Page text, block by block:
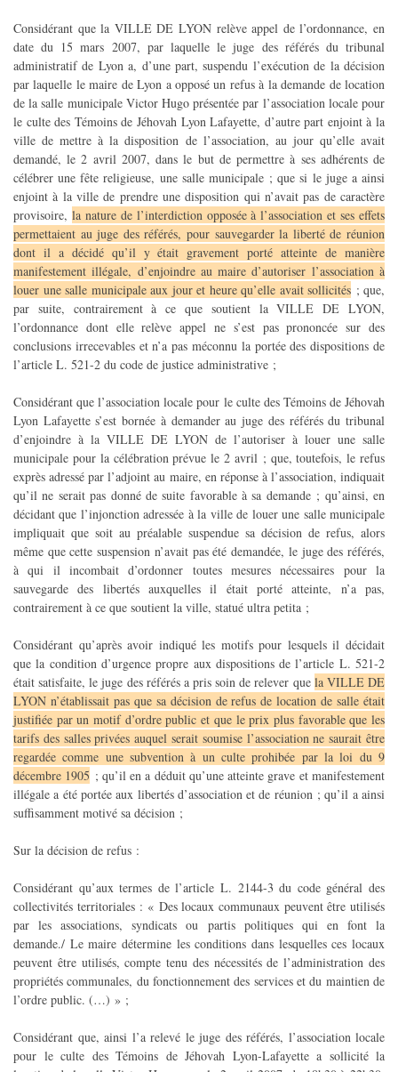
Considérant que la VILLE DE LYON relève appel de l’ordonnance, en
date du 15 mars 2007, par laquelle le juge des référés du tribunal
administratif de Lyon a, d’une part, suspendu l’exécution de la décision
par laquelle le maire de Lyon a opposé un refus à la demande de location
de la salle municipale Victor Hugo présentée par l’association locale pour
le culte des Témoins de Jéhovah Lyon Lafayette, d’autre part enjoint à la
ville de mettre à la disposition de l’association, au jour qu’elle avait
demandé, le 2 avril 2007, dans le but de permettre à ses adhérents de
célébrer une fête religieuse, une salle municipale ; que si le juge a ainsi
enjoint à la ville de prendre une disposition qui n’avait pas de caractère
provisoire, la nature de l’interdiction opposée à l’association et ses effets
permettaient au juge des référés, pour sauvegarder la liberté de réunion
dont il a décidé qu’il y était gravement porté atteinte de manière
manifestement illégale, d’enjoindre au maire d’autoriser l’association à
louer une salle municipale aux jour et heure qu’elle avait sollicités ; que,
par suite, contrairement à ce que soutient la VILLE DE LYON,
l’ordonnance dont elle relève appel ne s’est pas prononcée sur des
conclusions irrecevables et n’a pas méconnu la portée des dispositions de
l’article L. 521-2 du code de justice administrative ;
Considérant que l’association locale pour le culte des Témoins de Jéhovah
Lyon Lafayette s’est bornée à demander au juge des référés du tribunal
d’enjoindre à la VILLE DE LYON de l’autoriser à louer une salle
municipale pour la célébration prévue le 2 avril ; que, toutefois, le refus
exprès adressé par l’adjoint au maire, en réponse à l’association, indiquait
qu’il ne serait pas donné de suite favorable à sa demande ; qu’ainsi, en
décidant que l’injonction adressée à la ville de louer une salle municipale
impliquait que soit au préalable suspendue sa décision de refus, alors
même que cette suspension n’avait pas été demandée, le juge des référés,
à qui il incombait d’ordonner toutes mesures nécessaires pour la
sauvegarde des libertés auxquelles il était porté atteinte, n’a pas,
contrairement à ce que soutient la ville, statué ultra petita ;
Considérant qu’après avoir indiqué les motifs pour lesquels il décidait
que la condition d’urgence propre aux dispositions de l’article L. 521-2
était satisfaite, le juge des référés a pris soin de relever que la VILLE DE
LYON n’établissait pas que sa décision de refus de location de salle était
justifiée par un motif d’ordre public et que le prix plus favorable que les
tarifs des salles privées auquel serait soumise l’association ne saurait être
regardée comme une subvention à un culte prohibée par la loi du 9
décembre 1905 ; qu’il en a déduit qu’une atteinte grave et manifestement
illégale a été portée aux libertés d’association et de réunion ; qu’il a ainsi
suffisamment motivé sa décision ;
Sur la décision de refus :
Considérant qu’aux termes de l’article L. 2144-3 du code général des
collectivités territoriales : « Des locaux communaux peuvent être utilisés
par les associations, syndicats ou partis politiques qui en font la
demande./ Le maire détermine les conditions dans lesquelles ces locaux
peuvent être utilisés, compte tenu des nécessités de l’administration des
propriétés communales, du fonctionnement des services et du maintien de
l’ordre public. (…) » ;
Considérant que, ainsi l’a relevé le juge des référés, l’association locale
pour le culte des Témoins de Jéhovah Lyon-Lafayette a sollicité la